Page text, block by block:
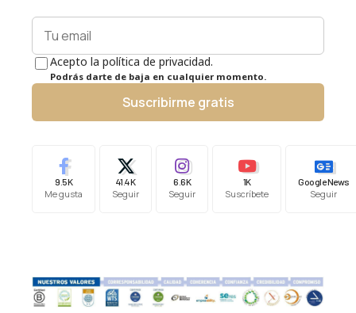
Acepto la política de privacidad.
Podrás darte de baja en cualquier momento.
Suscribirme gratis
9.5K
Me gusta
41.4K
Seguir
6.6K
Seguir
1K
Suscríbete
Google News
Seguir